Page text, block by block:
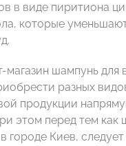
в виде пиритиона
которые
магазин шампунь для
разных
продукции
этом перед тем как
городе Киев,